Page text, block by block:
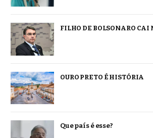
FILHO DE BOLSONARO CAI
OURO PRETO É HISTÓRIA
Que país é esse?